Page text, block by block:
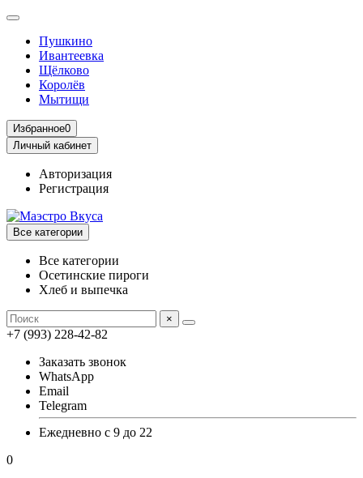
Пушкино
Ивантеевка
Щёлково
Королёв
Мытищи
Избранное0
Личный кабинет
Авторизация
Регистрация
Все категории
Все категории
Осетинские пироги
Хлеб и выпечка
×
+7 (993) 228-42-82
Заказать звонок
WhatsApp
Email
Telegram
Ежедневно с 9 до 22
0